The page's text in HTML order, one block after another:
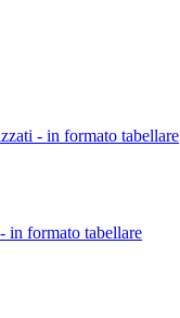
- in formato tabellare
in formato tabellare